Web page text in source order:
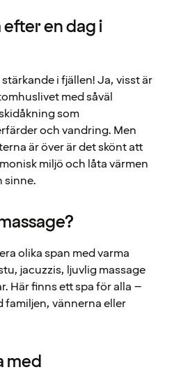
efter en dag i
i fjällen! Ja, visst är
med såväl
som
och vandring. Men
är över är det skönt att
miljö och låta värmen
sinne.
olika span med varma
jacuzzis, ljuvlig massage
Här finns ett spa för alla –
familjen, vännerna eller
med